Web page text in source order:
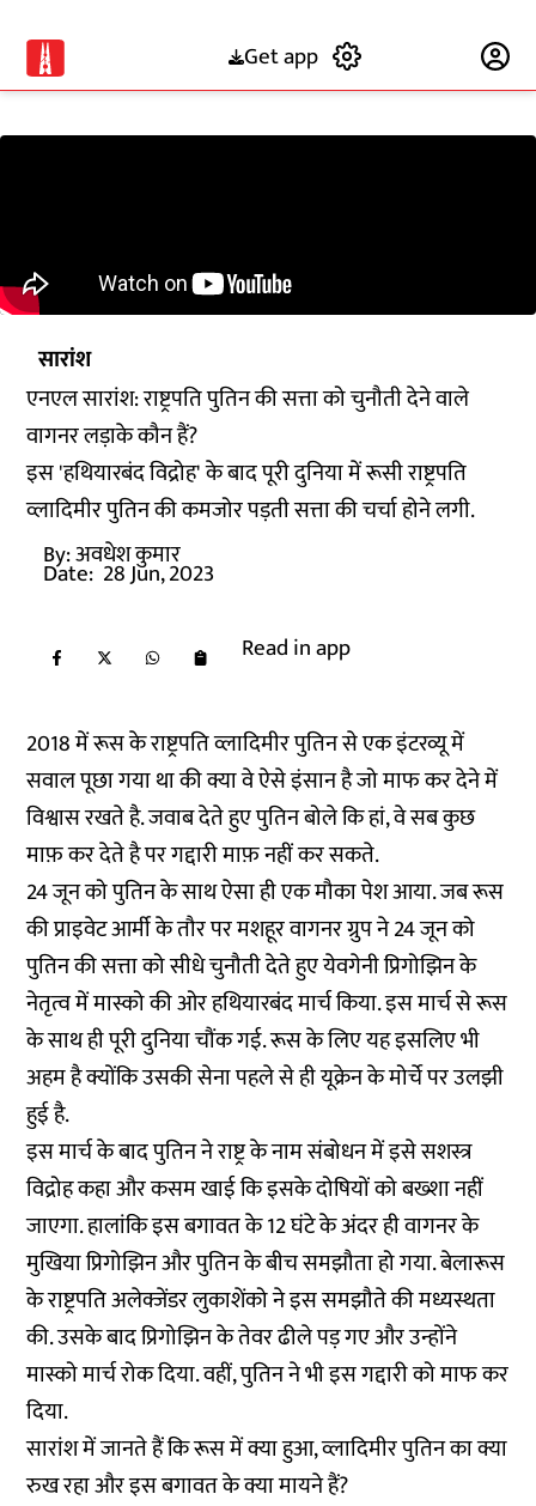
Get app
सारांश
एनएल सारांश: राष्ट्रपति पुतिन की सत्ता को चुनौती देने वाले
वागनर लड़ाके कौन हैं?
इस 'हथियारबंद विद्रोह' के बाद पूरी दुनिया में रूसी राष्ट्रपति
व्लादिमीर पुतिन की कमजोर पड़ती सत्ता की चर्चा होने लगी.
By:अवधेश कुमार
Date: 28 Jun, 2023
Read in app
2018 में रूस के राष्ट्रपति व्लादिमीर पुतिन से एक इंटरव्यू में
सवाल पूछा गया था की क्या वे ऐसे इंसान है जो माफ कर देने में
विश्वास रखते है. जवाब देते हुए पुतिन बोले कि हां, वे सब कुछ
माफ़ कर देते है पर गद्दारी माफ़ नहीं कर सकते.
24 जून को पुतिन के साथ ऐसा ही एक मौका पेश आया. जब रूस
की प्राइवेट आर्मी के तौर पर मशहूर वागनर ग्रुप ने 24 जून को
पुतिन की सत्ता को सीधे चुनौती देते हुए येवगेनी प्रिगोझिन के
नेतृत्व में मास्को की ओर हथियारबंद मार्च किया. इस मार्च से रूस
के साथ ही पूरी दुनिया चौंक गई. रूस के लिए यह इसलिए भी
अहम है क्योंकि उसकी सेना पहले से ही यूक्रेन के मोर्चे पर उलझी
हुई है.
इस मार्च के बाद पुतिन ने राष्ट्र के नाम संबोधन में इसे सशस्त्र
विद्रोह कहा और कसम खाई कि इसके दोषियों को बख्शा नहीं
जाएगा. हालांकि इस बगावत के 12 घंटे के अंदर ही वागनर के
मुखिया प्रिगोझिन और पुतिन के बीच समझौता हो गया. बेलारूस
के राष्ट्रपति अलेक्जेंडर लुकाशेंको ने इस समझौते की मध्यस्थता
की. उसके बाद प्रिगोझिन के तेवर ढीले पड़ गए और उन्होंने
मास्को मार्च रोक दिया. वहीं, पुतिन ने भी इस गद्दारी को माफ कर
दिया.
सारांश में जानते हैं कि रूस में क्या हुआ, व्लादिमीर पुतिन का क्या
रुख रहा और इस बगावत के क्या मायने हैं?